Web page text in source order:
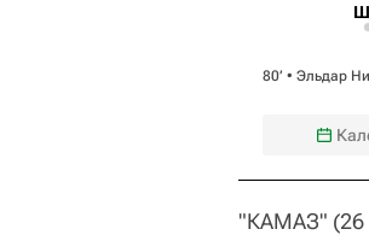
80‎’‎ • Эльдар
"КАМАЗ" (26